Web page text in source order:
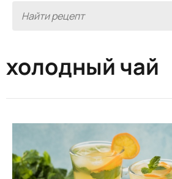
холодный чай